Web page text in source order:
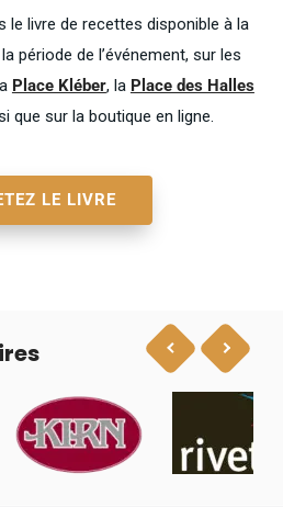
le livre de recettes disponible à la
période de l’événement, sur les
Place Kléber, la Place des Halles
que sur la boutique en ligne.
LE LIVRE